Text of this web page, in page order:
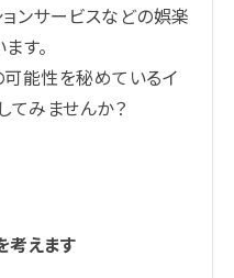
ンサービスなどの娯楽
す。
能性を秘めているイ
てみませんか？
考えます